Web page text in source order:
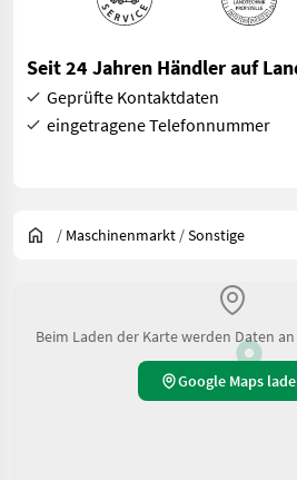
Seit 24 Jahren Händler auf
Geprüfte Kontaktdaten
eingetragene Telefonnummer
/ Maschinenmarkt /Sonstige
Beim Laden der Karte werden Daten
Google Maps